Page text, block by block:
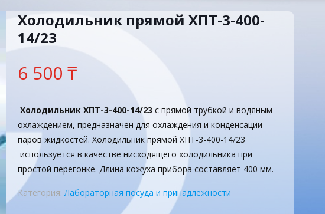
Холодильник прямой ХПТ-3-400-
14/23
6 500 ₸
Холодильник ХПТ-3-400-14/23 с прямой трубкой и водяным
охлаждением, предназначен для охлаждения и конденсации
паров жидкостей. Холодильник прямой ХПТ-3-400-14/23
используется в качестве нисходящего холодильника при
простой перегонке. Длина кожуха прибора составляет 400 мм.
Категория: Лабораторная посуда и принадлежности